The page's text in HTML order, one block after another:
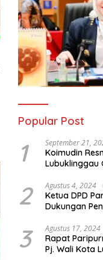
Popular Post
1 September 21,
Koimudin
Lubuklinggau
2 Agustus 4, 2024
Ketua DPD
Dukungan
Konawe
3 Agustus 17, 2024
Rapat
Pj. Wali Kota